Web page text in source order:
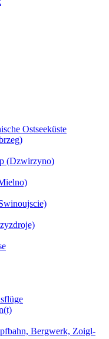
Ostseeküste
(Dzwirzyno)
Bergwerk, Zoigl-